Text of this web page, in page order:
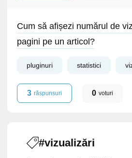
Cum să afișezi numărul de
pagini pe un articol?
pluginuri statistici
3 răspunsuri 0 voturi
#vizualizări